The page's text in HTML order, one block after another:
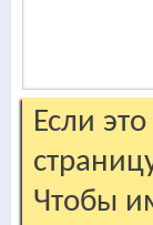
Если
Чтобы